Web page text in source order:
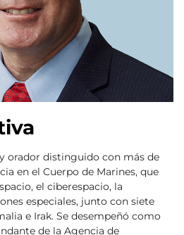
orador distinguido con más de
en el Cuerpo de Marines, que
el ciberespacio, la
especiales, junto con siete
e Irak. Se desempeñó como
de la Agencia de